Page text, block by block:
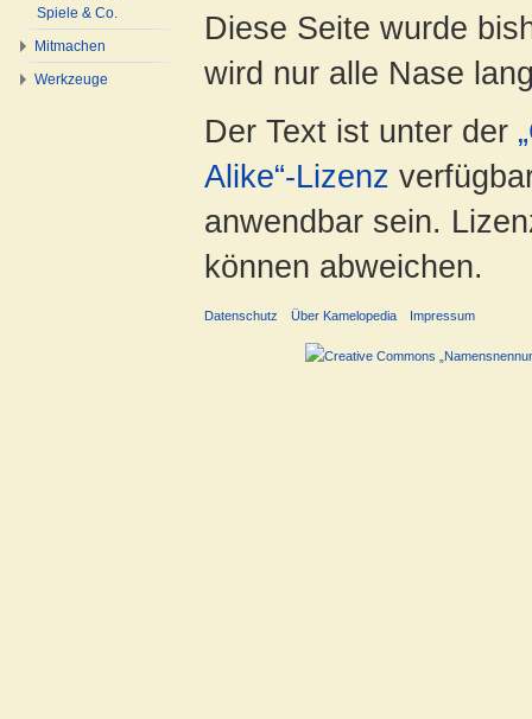
Spiele & Co.
Mitmachen
Werkzeuge
Diese Seite wurde
wird nur alle Nase
Der Text ist unter der
Alike“-Lizenz
anwendbar sein.
können abweichen.
Datenschutz Über Kamelopedia Impressum